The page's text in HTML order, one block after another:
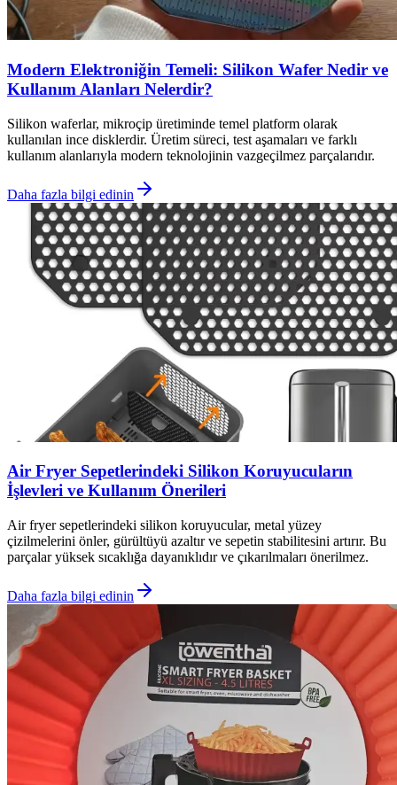
Modern Elektroniğin Temeli: Silikon Wafer Nedir ve
Kullanım Alanları Nelerdir?
Silikon waferlar, mikroçip üretiminde temel platform olarak
kullanılan ince disklerdir. Üretim süreci, test aşamaları ve farklı
kullanım alanlarıyla modern teknolojinin vazgeçilmez parçalarıdır.
Daha fazla bilgi edinin
Air Fryer Sepetlerindeki Silikon Koruyucuların
İşlevleri ve Kullanım Önerileri
Air fryer sepetlerindeki silikon koruyucular, metal yüzey
çizilmelerini önler, gürültüyü azaltır ve sepetin stabilitesini artırır. Bu
parçalar yüksek sıcaklığa dayanıklıdır ve çıkarılmaları önerilmez.
Daha fazla bilgi edinin